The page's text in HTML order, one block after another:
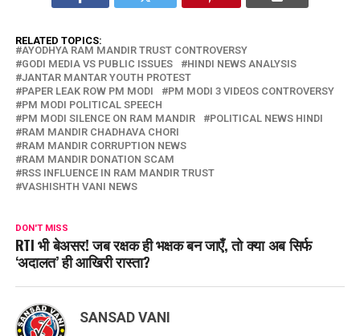
RELATED TOPICS:
AYODHYA RAM MANDIR TRUST CONTROVERSY
GODI MEDIA VS PUBLIC ISSUES
HINDI NEWS ANALYSIS
JANTAR MANTAR YOUTH PROTEST
PAPER LEAK ROW PM MODI
PM MODI 3 VIDEOS CONTROVERSY
PM MODI POLITICAL SPEECH
PM MODI SILENCE ON RAM MANDIR
POLITICAL NEWS HINDI
RAM MANDIR CHADHAVA CHORI
RAM MANDIR CORRUPTION NEWS
RAM MANDIR DONATION SCAM
RSS INFLUENCE IN RAM MANDIR TRUST
VASHISHTH VANI NEWS
DON'T MISS
RTI भी बेअसर! जब रक्षक ही भक्षक बन जाएँ, तो क्या अब सिर्फ
‘अदालत’ ही आखिरी रास्ता?
SANSAD VANI